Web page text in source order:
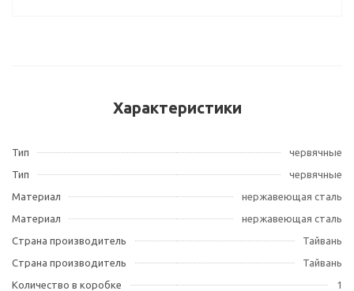
Характеристики
Тип
червячные
Тип
червячные
Материал
нержавеющая сталь
Материал
нержавеющая сталь
Страна производитель
Тайвань
Страна производитель
Тайвань
Количество в коробке
1